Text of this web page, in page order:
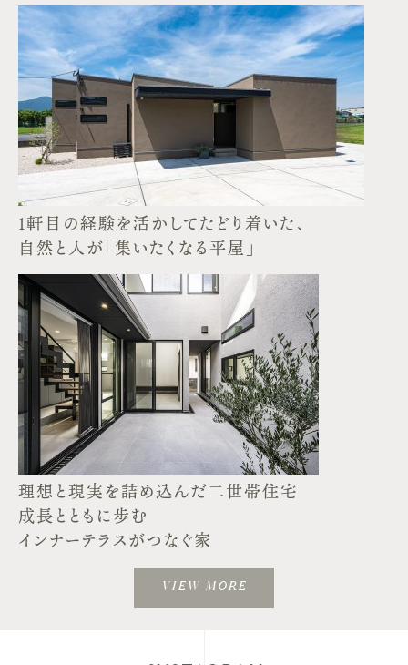
1軒目の経験を活かしてたどり着いた、
自然と人が「集いたくなる平屋」
理想と現実を詰め込んだ二世帯住宅
成長とともに歩む
インナーテラスがつなぐ家
VIEW MORE